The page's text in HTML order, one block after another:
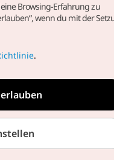
Browsing-Erfahrung zu
wenn du mit der
.